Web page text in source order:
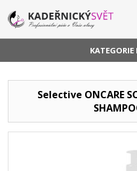
Selective ONCARE